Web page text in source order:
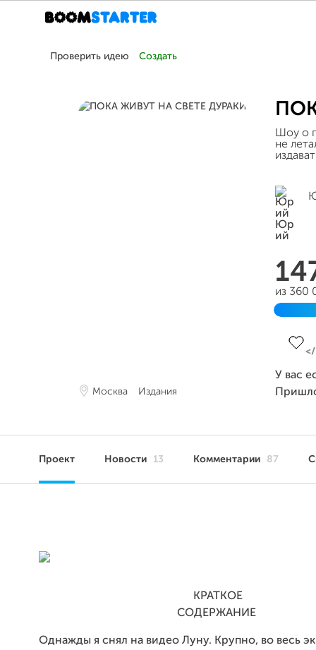
Проверить идею Создать
Москва Издания
Шоу о
не
из 360
У вас
Проект Новости 13 Комментарии 87
КРАТКОЕ
СОДЕРЖАНИЕ
Однажды я снял на видео Луну. Крупно, во весь